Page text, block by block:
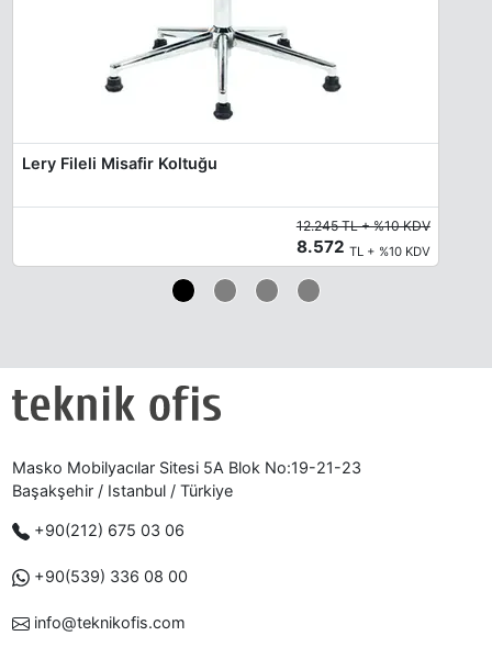
Lery Fileli Misafir Koltuğu
12.245 TL + %10 KDV
8.572 TL + %10 KDV
Masko Mobilyacılar Sitesi 5A Blok No:19-21-23
Başakşehir / Istanbul / Türkiye
+90(212) 675 03 06
+90(539) 336 08 00
info@teknikofis.com